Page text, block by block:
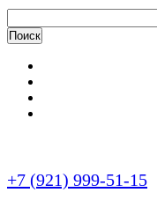
+7 (921) 999-51-15